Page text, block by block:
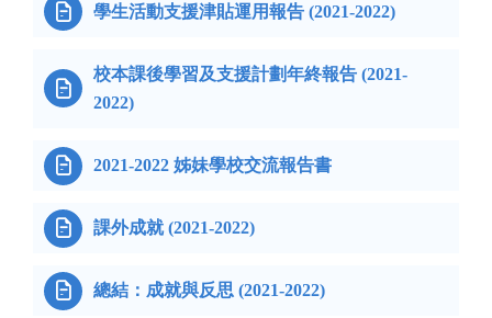
 學生活動支援津貼運用報告 (2021-2022)

校本課後學習及支援計劃年終報告 (2021-
2022)
 2021-2022 姊妹學校交流報告書
 課外成就 (2021-2022)
 總結：成就與反思 (2021-2022)